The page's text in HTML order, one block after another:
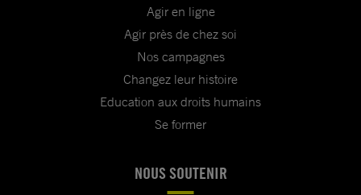
Agir en ligne
Agir près de chez soi
Nos campagnes
Changez leur histoire
Education aux droits humains
Se former
NOUS SOUTENIR